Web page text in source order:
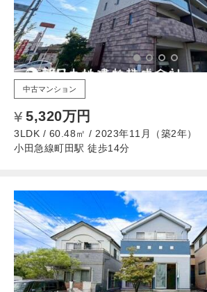
中古マンション
5,320万円
3LDK / 60.48㎡ / 2023年11月（築2年）
小田急線町田駅 徒歩14分